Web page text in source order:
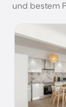
und bestem